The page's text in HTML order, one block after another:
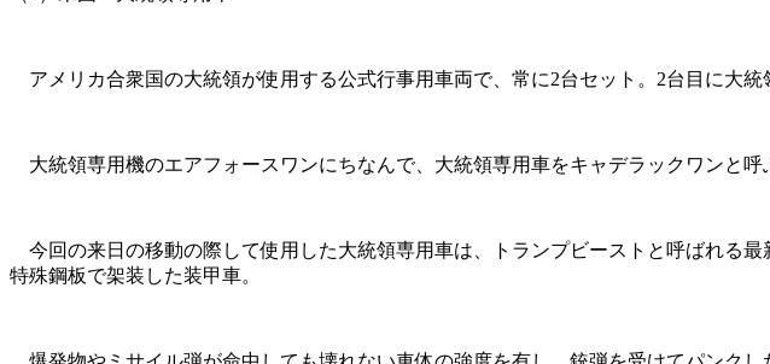
アメリカ合衆国の大統領が使用する公式行事用車両で、常に2台セット。2台目に大
大統領専用機のエアフォースワンにちなんで、大統領専用車をキャデラックワンと呼
今回の来日の移動の際して使用した大統領専用車は、トランプビーストと呼ばれる
特殊鋼板で架装した装甲車。